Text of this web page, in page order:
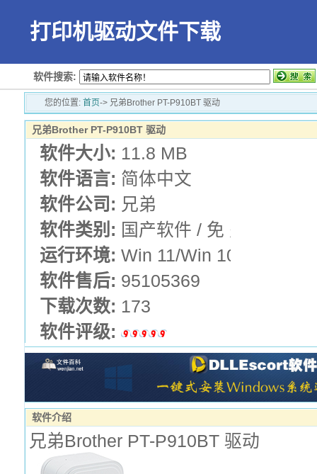
打印机驱动文件下载
软件搜索:
您的位置:首页-> 兄弟Brother PT-P910BT 驱动
兄弟Brother PT-P910BT 驱动
软件大小: 11.8 MB
软件语言: 简体中文
软件公司: 兄弟
软件类别: 国产软件 / 免 费 版 / 兄
运行环境: Win 11/Win 10/Win 7
软件售后: 95105369
下载次数: 173
软件评级:
软件介绍
兄弟Brother PT-P910BT 驱动